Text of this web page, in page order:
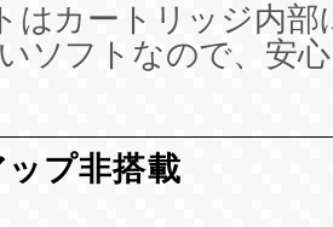
はカートリッジ内部
ソフトなので、安
プ非搭載